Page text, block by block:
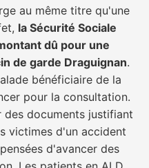
au même titre qu'une
la Sécurité Sociale
dû pour une
de garde Draguignan.
bénéficiaire de la
pour la consultation.
documents justifiant
victimes d'un accident
d'avancer des